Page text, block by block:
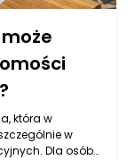
która w
w
Dla osób